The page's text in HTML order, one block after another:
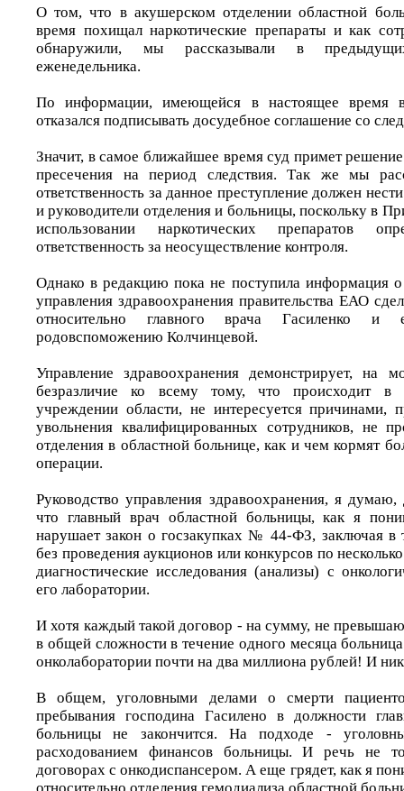
О том, что в акушерском отделении областной
время похищал наркотические препараты и как
обнаружили, мы рассказывали в
еженедельника.
По информации, имеющейся в настоящее время
отказался подписывать досудебное соглашение со
Значит, в самое ближайшее время суд примет
пресечения на период следствия. Так же мы
ответственность за данное преступление должен
и руководители отделения и больницы, поскольку в
использовании наркотических препаратов
ответственность за неосуществление контроля.
Однако в редакцию пока не поступила информация о
управления здравоохранения правительства ЕАО
относительно главного врача Гасиленко и
родовспоможению Колчинцевой.
Управление здравоохранения демонстрирует, на
безразличие ко всему тому, что происходит в
учреждении области, не интересуется причинами,
увольнения квалифицированных сотрудников, не
отделения в областной больнице, как и чем кормят
операции.
Руководство управления здравоохранения, я
что главный врач областной больницы, как я
нарушает закон о госзакупках № 44-ФЗ, заключая в
без проведения аукционов или конкурсов по
диагностические исследования (анализы) с
его лаборатории.
И хотя каждый такой договор - на сумму, не
в общей сложности в течение одного месяца больница
онколаборатории почти на два миллиона рублей! И
В общем, уголовными делами о смерти
пребывания господина Гасилено в должности
больницы не закончится. На подходе -
расходованием финансов больницы. И речь не
договорах с онкодиспансером. А еще грядет, как я